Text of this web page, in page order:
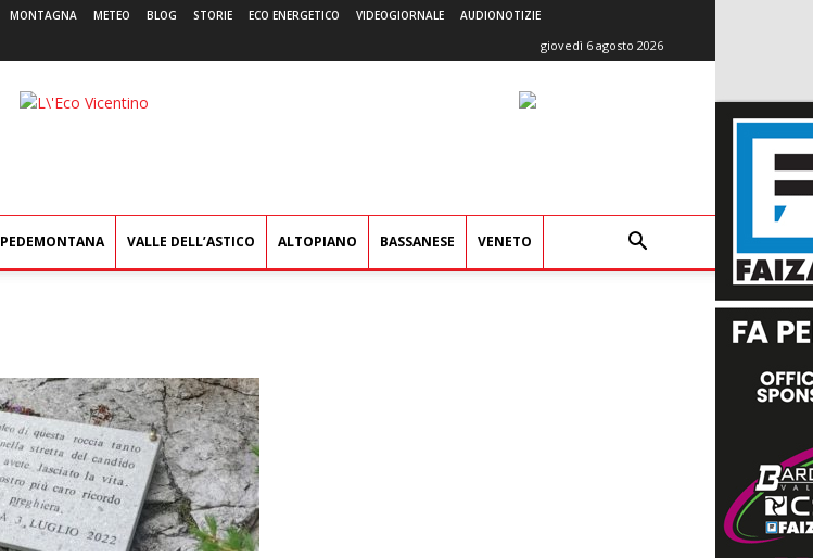
MONTAGNA METEO BLOG STORIE ECO ENERGETICO VIDEOGIORNALE AUDIONOTIZIE
giovedì 6 agosto 2026
L'Eco
PEDEMONTANA VALLE DELL’ASTICO ALTOPIANO BASSANESE VENETO